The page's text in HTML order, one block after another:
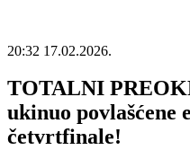
20:32 17.02.2026.
TOTALNI
ukinuo povlašćene
četvrtfinale!